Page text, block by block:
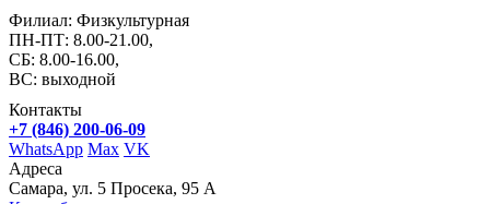
Филиал: Физкультурная
ПН-ПТ: 8.00-21.00,
СБ: 8.00-16.00,
ВС: выходной
Контакты
+7 (846) 200-06-09
WhatsApp Max VK
Адреса
Самара, ул. 5 Просека, 95 А